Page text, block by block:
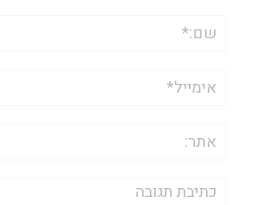
אימייל*
תגובה